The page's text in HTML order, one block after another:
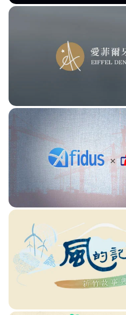
愛菲爾牙醫診所 • 官網
Afidus 購物-工程縮時攝影相機